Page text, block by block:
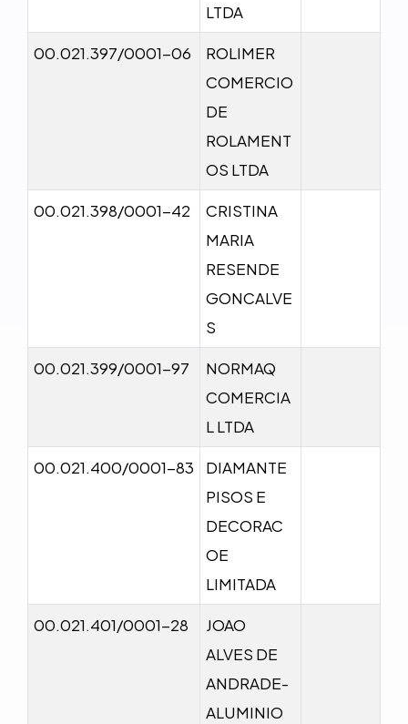
LTDA
00.021.397/0001-06
ROLIMER
COMERCIO
DE
ROLAMENT
OS LTDA
00.021.398/0001-42
CRISTINA
MARIA
RESENDE
GONCALVE
S
00.021.399/0001-97
NORMAQ
COMERCIA
L LTDA
00.021.400/0001-83
DIAMANTE
PISOS E
DECORAC
OE
LIMITADA
00.021.401/0001-28
JOAO
ALVES DE
ANDRADE-
ALUMINIO